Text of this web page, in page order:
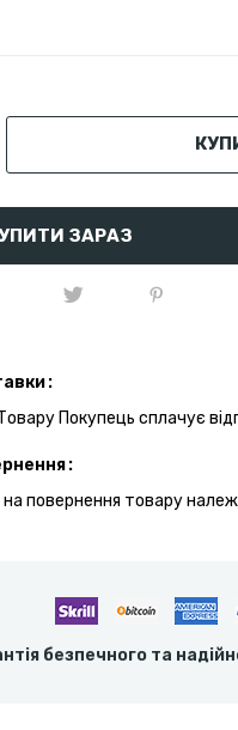
ЗАРАЗ
Покупець сплачує
повернення товару
безпечного та